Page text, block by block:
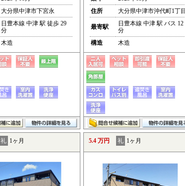
大分県中津市下宮永
日豊本線 中津 駅 徒歩 29
分
木造
住所
大分県中津市沖代町1丁
最寄駅
日豊本線 中津 駅 バス 12
分
構造
木造
礼 1ヶ月 5.4 万円 礼 1ヶ月